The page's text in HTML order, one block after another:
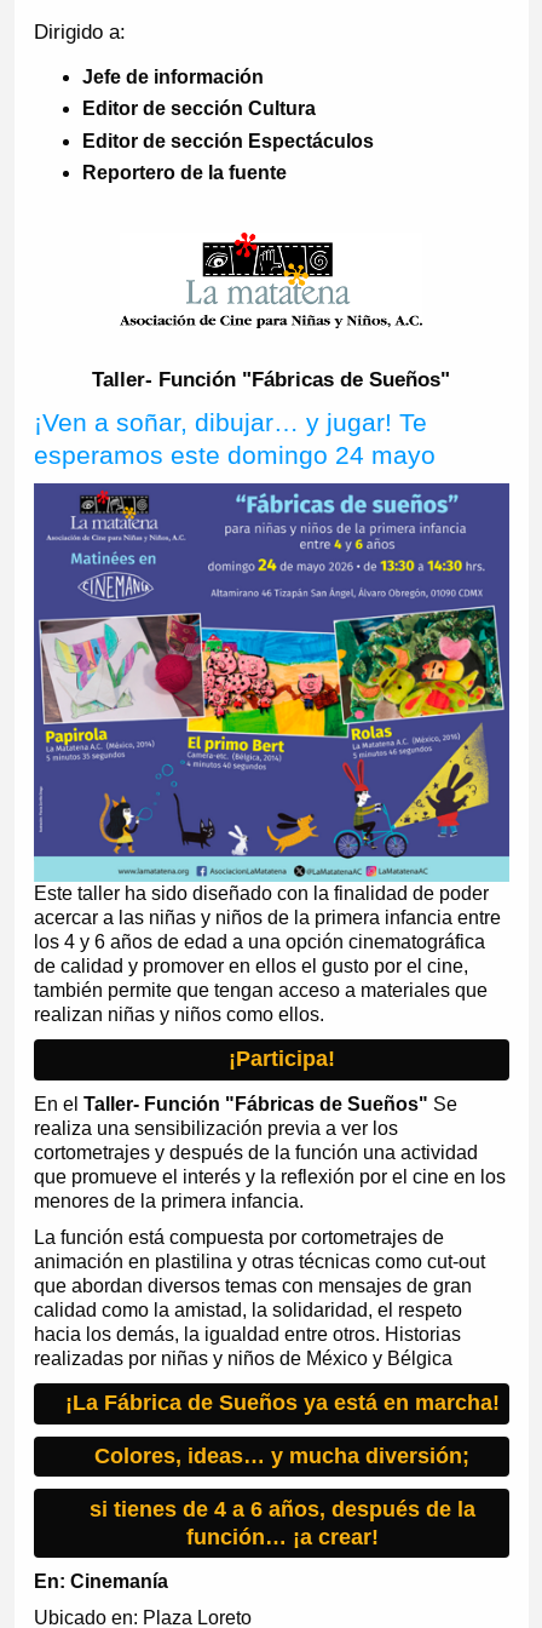
Dirigido a:
Jefe de información
Editor de sección Cultura
Editor de sección Espectáculos
Reportero de la fuente
Taller- Función "Fábricas de Sueños"
¡Ven a soñar, dibujar… y jugar! Te
esperamos este domingo 24 mayo
Este taller ha sido diseñado con la finalidad de poder
acercar a las niñas y niños de la primera infancia entre
los 4 y 6 años de edad a una opción cinematográfica
de calidad y promover en ellos el gusto por el cine,
también permite que tengan acceso a materiales que
realizan niñas y niños como ellos.
¡Participa!
En el Taller- Función "Fábricas de Sueños" Se
realiza una sensibilización previa a ver los
cortometrajes y después de la función una actividad
que promueve el interés y la reflexión por el cine en los
menores de la primera infancia.
La función está compuesta por cortometrajes de
animación en plastilina y otras técnicas como cut-out
que abordan diversos temas con mensajes de gran
calidad como la amistad, la solidaridad, el respeto
hacia los demás, la igualdad entre otros. Historias
realizadas por niñas y niños de México y Bélgica
¡La Fábrica de Sueños ya está en marcha!
Colores, ideas… y mucha diversión;
si tienes de 4 a 6 años, después de la
función… ¡a crear!
En: Cinemanía
Ubicado en: Plaza Loreto